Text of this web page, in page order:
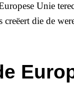
Unie
creëert die de